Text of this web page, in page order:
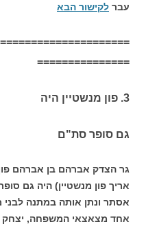
עבר לקישור הבא
===============
3. פון מנשטיין היה
גם סופר סת"ם
גר הצדק אברהם בן אברהם
אריך פון מנשטיין) היה גם
אסתר ונתן אותה במתנה
אחד מצאצאי המשפחה, יצחק